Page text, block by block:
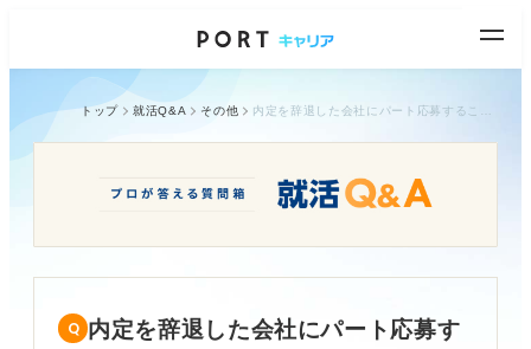
トップ 就活Q&A その他
内定を辞退した会社にパート応募す